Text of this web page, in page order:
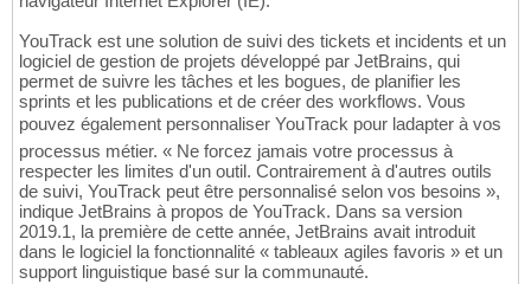
YouTrack est une solution de suivi des tickets et incidents et un
logiciel de gestion de projets développé par JetBrains, qui
permet de suivre les tâches et les bogues, de planifier les
sprints et les publications et de créer des workflows. Vous
pouvez également personnaliser YouTrack pour ladapter à vos
processus métier. « Ne forcez jamais votre processus à
respecter les limites d'un outil. Contrairement à d'autres outils
de suivi, YouTrack peut être personnalisé selon vos besoins »,
indique JetBrains à propos de YouTrack. Dans sa version
2019.1, la première de cette année, JetBrains avait introduit
dans le logiciel la fonctionnalité « tableaux agiles favoris » et un
support linguistique basé sur la communauté.